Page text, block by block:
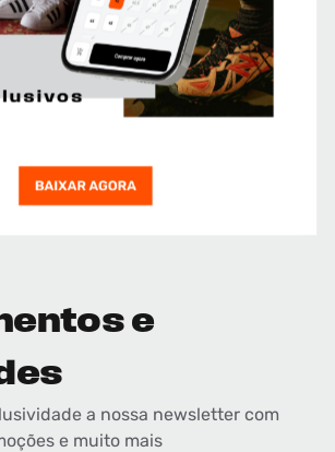
e
a nossa newsletter com
e muito mais